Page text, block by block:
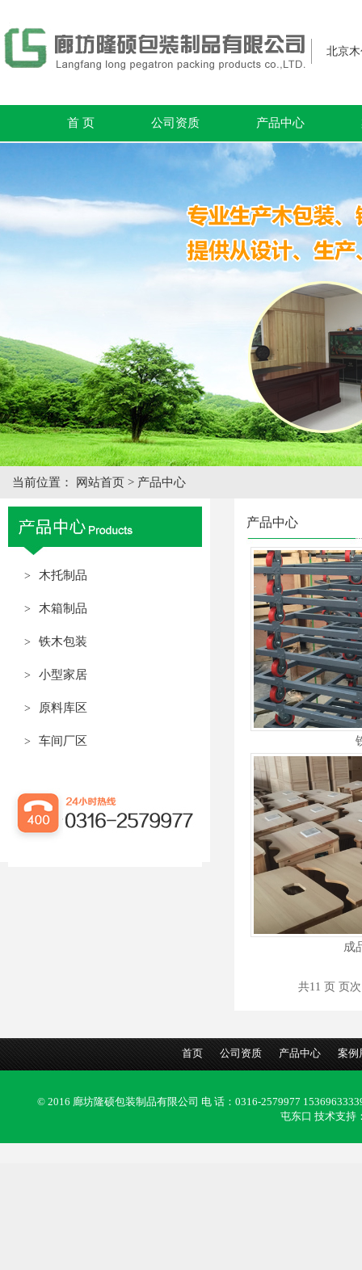
北京
首 页 公司资质 产品中心
当前位置： 网站首页 > 产品中心
> 木托制品
> 木箱制品
> 铁木包装
> 小型家居
> 原料库区
> 车间厂区
产品中心
成
共11 页 页
首页 公司资质 产品中心 案例
© 2016 廊坊隆硕包装制品有限公司 电 话：0316-2579977
屯东口 技术支持